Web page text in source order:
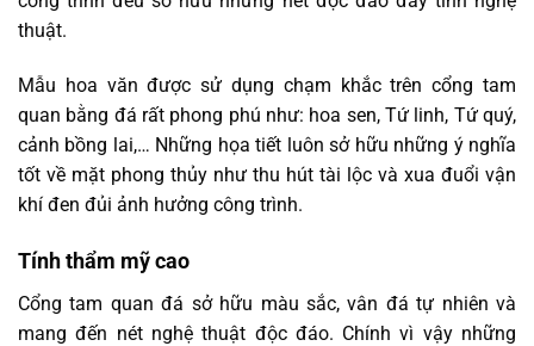
thuật.
Mẫu hoa văn được sử dụng chạm khắc trên cổng tam
quan bằng đá rất phong phú như: hoa sen, Tứ linh, Tứ quý,
cảnh bồng lai,… Những họa tiết luôn sở hữu những ý nghĩa
tốt về mặt phong thủy như thu hút tài lộc và xua đuổi vận
khí đen đủi ảnh hưởng công trình.
Tính thẩm mỹ cao
Cổng tam quan đá sở hữu màu sắc, vân đá tự nhiên và
mang đến nét nghệ thuật độc đáo. Chính vì vậy những